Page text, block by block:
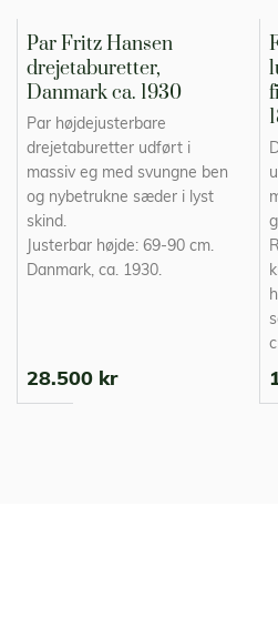
Par Fritz Hansen
drejetaburetter,
Danmark ca. 1930
Par højdejusterbare
drejetaburetter udført i
massiv eg med svungne ben
og nybetrukne sæder i lyst
skind.
Justerbar højde: 69-90 cm.
Danmark, ca. 1930.
28.500 kr